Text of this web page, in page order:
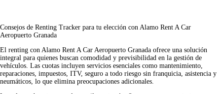
Consejos de Renting Tracker para tu elección con Alamo Rent A Car
Aeropuerto Granada
El renting con Alamo Rent A Car Aeropuerto Granada ofrece una solución
integral para quienes buscan comodidad y previsibilidad en la gestión de
vehículos. Las cuotas incluyen servicios esenciales como mantenimiento,
reparaciones, impuestos, ITV, seguro a todo riesgo sin franquicia, asistencia y
neumáticos, lo que elimina preocupaciones adicionales.